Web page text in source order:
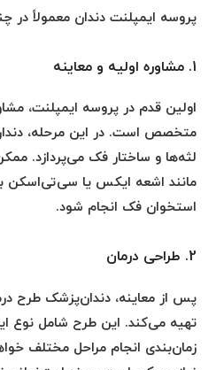
پروسه ایمپلنت دندان معمولاً در
1. مشاوره اولیه و معاینه
اولین قدم در پروسه ایمپلنت،
متخصص است. در این مرحله،
لثه‌ها و ساختار فک می‌پردازد.
مانند اشعه ایکس یا سی‌تی‌اسکن
استخوان فک انجام شود.
2. طراحی درمان
پس از معاینه، دندان‌پزشک طرح
تهیه می‌کند. این طرح شامل نوع
زمان‌بندی انجام مراحل مختلف